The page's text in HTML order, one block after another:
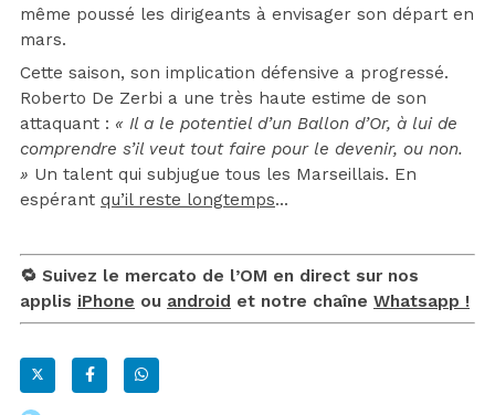
même poussé les dirigeants à envisager son départ en
mars.
Cette saison, son implication défensive a progressé.
Roberto De Zerbi a une très haute estime de son
attaquant : « Il a le potentiel d’un Ballon d’Or, à lui de
comprendre s’il veut tout faire pour le devenir, ou non.
» Un talent qui subjugue tous les Marseillais. En
espérant qu’il reste longtemps…
🔁 Suivez le mercato de l’OM en direct sur nos
applis iPhone ou android et notre chaîne Whatsapp !